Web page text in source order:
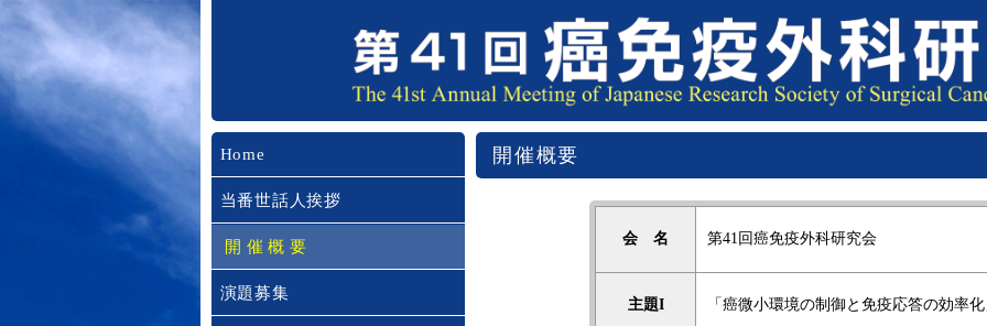
Home
当番世話人挨拶
開催概要
演題募集
開催概要
会 名 第41回癌免疫外科研究会
主題I 「癌微小環境の制御と免疫応答の効率